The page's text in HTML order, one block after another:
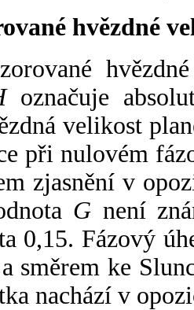
hvězdné
označuje
velikost
při nulovém
zjasnění v
G není
0,15. Fázový
směrem ke
nachází v